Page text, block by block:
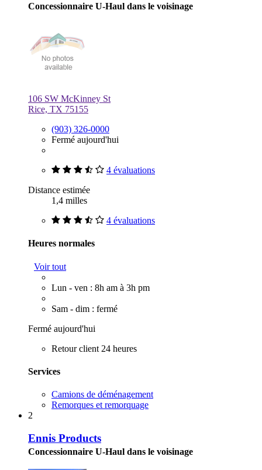
Concessionnaire U-Haul dans le voisinage
106 SW McKinney St
Rice, TX 75155
(903) 326-0000
Fermé aujourd'hui
4 évaluations
Distance estimée
1,4 milles
4 évaluations
Heures normales
Voir tout
Lun - ven : 8h am à 3h pm
Sam - dim : fermé
Fermé aujourd'hui
Retour client 24 heures
Services
Camions de déménagement
Remorques et remorquage
2
Ennis Products
Concessionnaire U-Haul dans le voisinage